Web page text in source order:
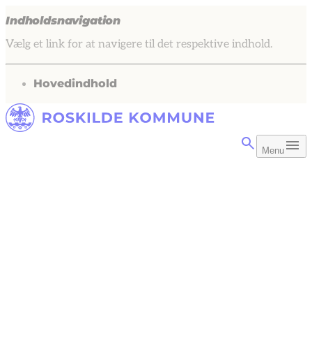
Indholdsnavigation
Vælg et link for at navigere til det respektive indhold.
gå til
Hovedindhold
Menu